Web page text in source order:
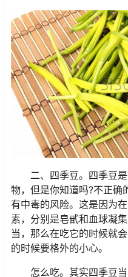
二、四季豆。四季豆
物，但是你知道吗?不正确
有中毒的风险。这是因为
素，分别是皂甙和血球凝
当，那么在吃它的时候就
的时候要格外的小心。
怎么吃。其实四季豆